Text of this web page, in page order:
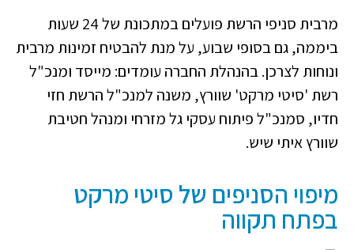
מרבית סניפי הרשת פועלים במתכונת של 24 שעות
ביממה, גם בסופי שבוע, על מנת להבטיח זמינות מרבית
ונוחות לצרכן. בהנהלת החברה עומדים: מייסד ומנכ"ל
רשת 'סיטי מרקט' שוורץ, משנה למנכ"ל הרשת חזי
חדיו, סמנכ"ל פיתוח עסקי גל מזרחי ומנהל חטיבת
שוורץ איתי שיש.
מיפוי הסניפים של סיטי מרקט
בפתח תקווה